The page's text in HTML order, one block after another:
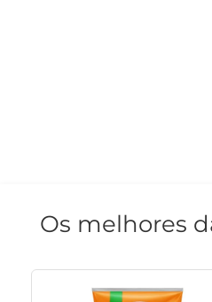
Os melhores